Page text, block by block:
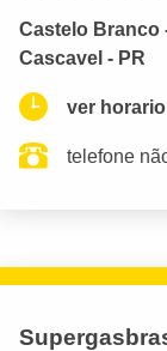
Castelo Branco
Cascavel - PR
ver
telefone